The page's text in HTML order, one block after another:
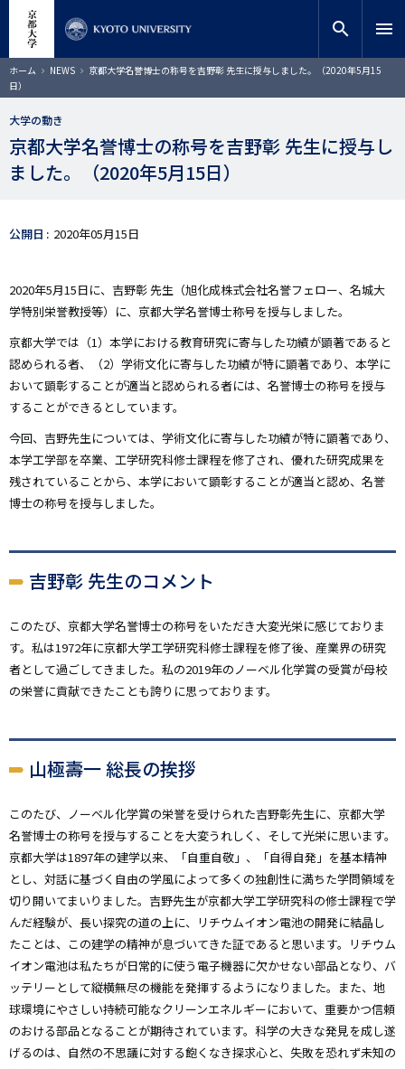
コ
ン
テ
ン
に
サイト内検索
検索
search menu
ホーム NEWS
京都大学名誉博士の称号を吉野彰 先生に授与しました。（2020年5月15
日）
大学の動き
京都大学名誉博士の称号を吉野彰 先生に授与し
ました。（2020年5月15日）
公開日 2020年05月15日
2020年5月15日に、吉野彰 先生（旭化成株式会社名誉フェロー、名城大
学特別栄誉教授等）に、京都大学名誉博士称号を授与しました。
京都大学では（1）本学における教育研究に寄与した功績が顕著であると
認められる者、（2）学術文化に寄与した功績が特に顕著であり、本学に
おいて顕彰することが適当と認められる者には、名誉博士の称号を授与
することができるとしています。
今回、吉野先生については、学術文化に寄与した功績が特に顕著であり、
本学工学部を卒業、工学研究科修士課程を修了され、優れた研究成果を
残されていることから、本学において顕彰することが適当と認め、名誉
博士の称号を授与しました。
吉野彰 先生のコメント
このたび、京都大学名誉博士の称号をいただき大変光栄に感じておりま
す。私は1972年に京都大学工学研究科修士課程を修了後、産業界の研究
者として過ごしてきました。私の2019年のノーベル化学賞の受賞が母校
の栄誉に貢献できたことも誇りに思っております。
山極壽一 総長の挨拶
このたび、ノーベル化学賞の栄誉を受けられた吉野彰先生に、京都大学
名誉博士の称号を授与することを大変うれしく、そして光栄に思います。
京都大学は1897年の建学以来、「自重自敬」、「自得自発」を基本精神
とし、対話に基づく自由の学風によって多くの独創性に満ちた学問領域を
切り開いてまいりました。吉野先生が京都大学工学研究科の修士課程で学
んだ経験が、長い探究の道の上に、リチウムイオン電池の開発に結晶し
たことは、この建学の精神が息づいてきた証であると思います。リチウム
イオン電池は私たちが日常的に使う電子機器に欠かせない部品となり、バ
ッテリーとして縦横無尽の機能を発揮するようになりました。また、地
球環境にやさしい持続可能なクリーンエネルギーにおいて、重要かつ信頼
のおける部品となることが期待されています。科学の大きな発見を成し遂
げるのは、自然の不思議に対する飽くなき探求心と、失敗を恐れず未知の